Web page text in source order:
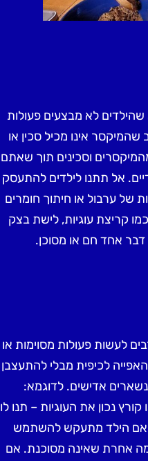
לא מבצעים פעולות
שהמיקסר אינו מכיל סכין או
וסכינים תוך שאתם
אל תתנו לילדים להתעסק
של ערבול או חיתוך חומרים
קריצת עוגיות, לישת בצק
דבר אחד חם או מסוכן.
לעשות פעולות מסוימות או
לכיפית מבלי להתעצבן
אדישים. לדוגמא:
נכון את העוגיות – תנו לו
אם הילד מתעקש להשתמש
אחרת שאינה מסוכנת. אם